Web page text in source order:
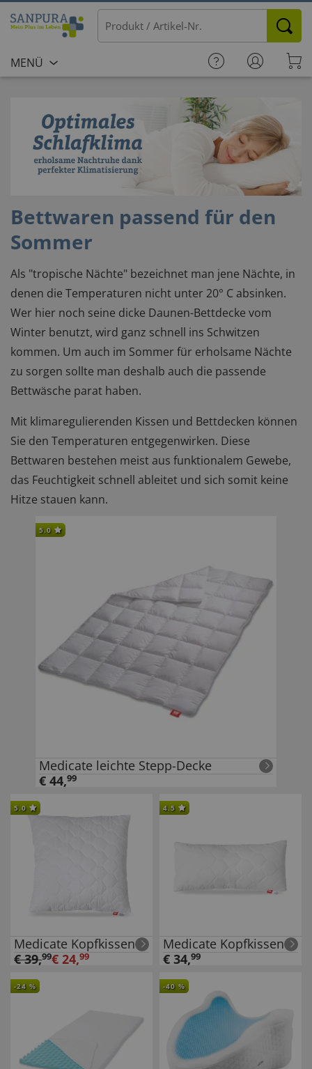
MENÜ
Bettwaren passend für den
Sommer
Als "tropische Nächte" bezeichnet man jene Nächte, in
denen die Temperaturen nicht unter 20° C absinken.
Wer hier noch seine dicke Daunen-Bettdecke vom
Winter benutzt, wird ganz schnell ins Schwitzen
kommen. Um auch im Sommer für erholsame Nächte
zu sorgen sollte man deshalb auch die passende
Bettwäsche parat haben.
Mit klimaregulierenden Kissen und Bettdecken können
Sie den Temperaturen entgegenwirken. Diese
Bettwaren bestehen meist aus funktionalem Gewebe,
das Feuchtigkeit schnell ableitet und sich somit keine
Hitze stauen kann.
5.0
Medicate leichte Stepp-Decke
€ 44,99
5.0
Medicate Kopfkissen
€39,99€ 24,99
4.5
Medicate Kopfkissen
€ 34,99
-24 % -40 %